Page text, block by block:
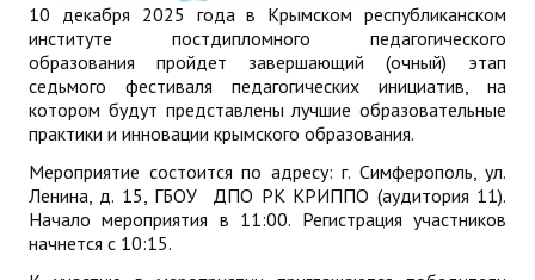
10 декабря 2025 года в Крымском республиканском
институте постдипломного педагогического
образования пройдет завершающий (очный) этап
седьмого фестиваля педагогических инициатив, на
котором будут представлены лучшие образовательные
практики и инновации крымского образования.
Мероприятие состоится по адресу: г. Симферополь, ул.
Ленина, д. 15, ГБОУ ДПО РК КРИППО (аудитория 11).
Начало мероприятия в 11:00. Регистрация участников
начнется с 10:15.